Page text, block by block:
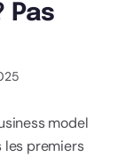
Pas
model
les premiers